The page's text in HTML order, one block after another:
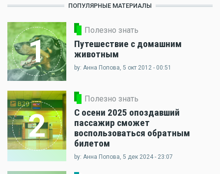
ПОПУЛЯРНЫЕ МАТЕРИАЛЫ
1
Полезно знать
Путешествие с домашним
животным
by: Анна Попова, 5 окт 2012 - 00:51
2
Полезно знать
С осени 2025 опоздавший
пассажир сможет
воспользоваться обратным
билетом
by: Анна Попова, 5 дек 2024 - 23:07